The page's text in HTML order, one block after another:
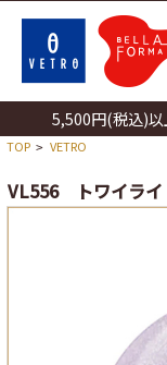
5,500円(税込)
TOP > VETRO
VL556 トワイライ